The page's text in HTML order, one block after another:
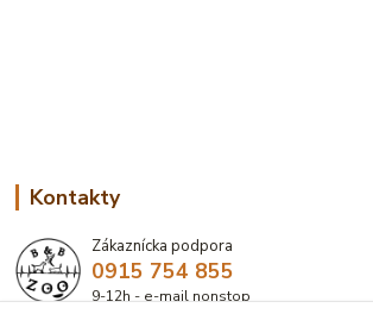
Kontakty
Zákaznícka podpora
0915 754 855
9-12h - e-mail nonstop